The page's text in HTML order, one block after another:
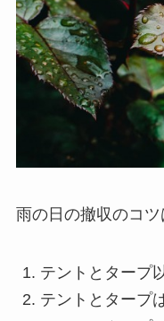
雨の日の撤収のコツ
テントとタープ
テントとタープ